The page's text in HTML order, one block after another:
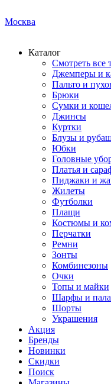
Москва
Каталог
Смотреть все
Джемперы и
Пальто и
Брюки
Сумки и
Джинсы
Куртки
Блузы и
Юбки
Головные
Платья и
Пиджаки и
Жилеты
Футболки
Плащи
Костюмы и
Перчатки
Ремни
Зонты
Комбинезоны
Очки
Топы и майки
Шарфы и
Шорты
Украшения
Акция
Бренды
Новинки
Скидки
Поиск